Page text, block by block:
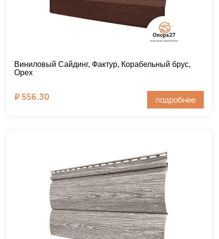
Виниловый Сайдинг, Фактур, Корабельный брус,
Орех
₽ 556.30 подробнее